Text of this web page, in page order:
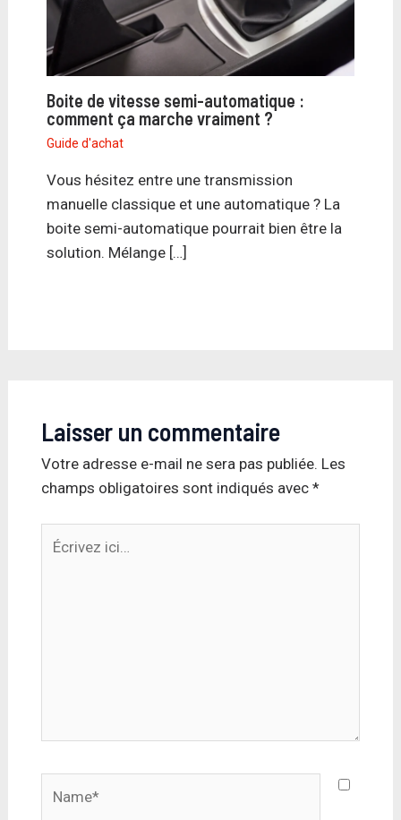
Boite de vitesse semi-automatique :
comment ça marche vraiment ?
Guide d'achat
Vous hésitez entre une transmission
manuelle classique et une automatique ? La
boite semi-automatique pourrait bien être la
solution. Mélange […]
Laisser un commentaire
Votre adresse e-mail ne sera pas publiée. Les
champs obligatoires sont indiqués avec *
ici…